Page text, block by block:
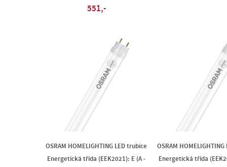
551,-
OSRAM HOMELIGHTING LED trubice
Energetická třída (EEK2021): E (A -
OSRAM
Energetická třída